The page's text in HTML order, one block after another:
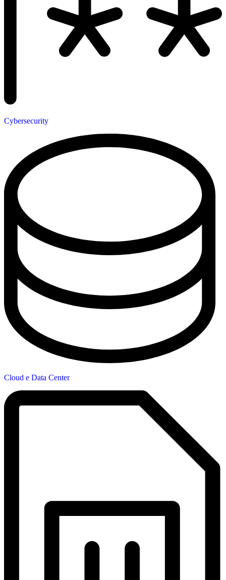
Cybersecurity
Cloud e Data Center